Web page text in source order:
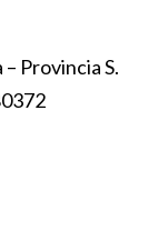
Provincia S.